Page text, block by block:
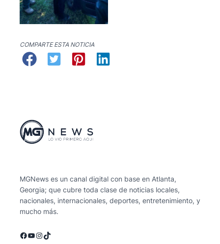
COMPARTE ESTA NOTICIA
MGNews es un canal digital con base en Atlanta,
Georgia; que cubre toda clase de noticias locales,
nacionales, internacionales, deportes, entretenimiento, y
mucho más.
Facebook
YouTube
Instagram
TikTok